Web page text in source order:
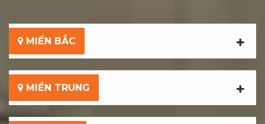
MIỀN BẮC
MIỀN TRUNG